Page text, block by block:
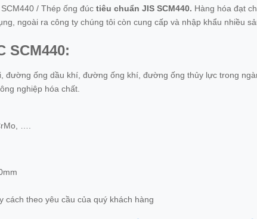
/ Thép ống đúc tiêu chuẩn JIS SCM440. Hàng hóa đạt
ngoài ra công ty chúng tôi còn cung cấp và nhập khẩu nhiều
SCM440:
ống dầu khí, đường ống khí, đường ống thủy lực trong
nghiệp hóa chất.
….
cách theo yêu cầu của quý khách hàng